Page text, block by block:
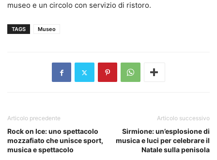
museo e un circolo con servizio di ristoro.
TAGS Museo
Articolo precedente
Rock on Ice: uno spettacolo
mozzafiato che unisce sport,
musica e spettacolo
Articolo successivo
Sirmione: un’esplosione di
musica e luci per celebrare il
Natale sulla penisola